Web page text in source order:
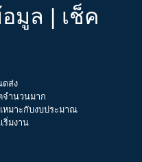
มูล | เช็ค
ดส่ง
จำนวนมาก
หมาะกับงบประมาณ
ริ่มงาน